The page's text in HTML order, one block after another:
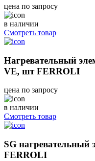
цена по запросу
в наличии
Смотреть товар
Нагревательный
VE, шт FERROLI
цена по запросу
в наличии
Смотреть товар
SG нагревательный
FERROLI